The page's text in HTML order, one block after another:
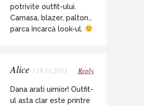
potrivite outfit-ului.
Camasa, blazer, palton…
parca încarcă look-ul.
Alice / 19.11.2013 Reply
Dana arati uimior! Outfit-
ul asta clar este printre